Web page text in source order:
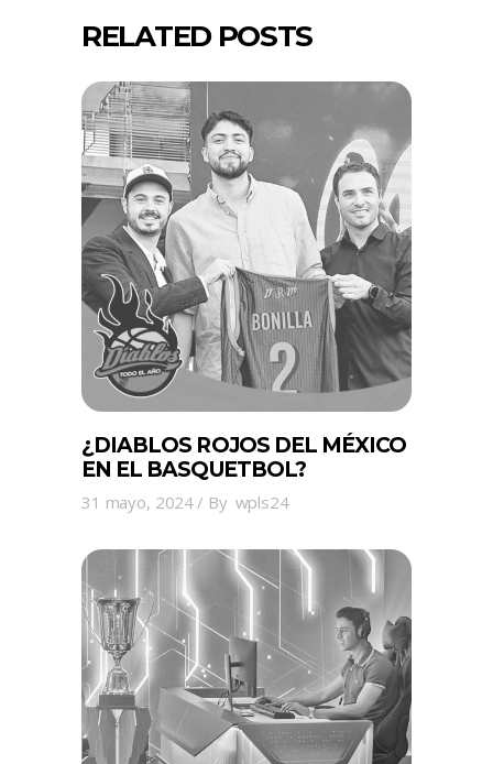
RELATED POSTS
¿DIABLOS ROJOS DEL MÉXICO
EN EL BASQUETBOL?
31 mayo, 2024 By wpls24